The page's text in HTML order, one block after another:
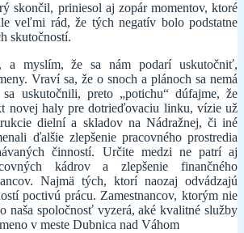
skončil, priniesol aj zopár momentov, ktoré
veľmi rád, že tých negatív bolo podstatne
skutočností.
a myslím, že sa nám podarí uskutočniť,
Vraví sa, že o snoch a plánoch sa nemá
uskutočnili, preto „potichu“ dúfajme, že
novej haly pre dotrieďovaciu linku, vízie už
dielní a skladov na Nádražnej, či iné
ďalšie zlepšenie pracovného prostredia
činností. Určite medzi ne patrí aj
kádrov a zlepšenie finančného
Najmä tých, ktorí naozaj odvádzajú
poctivú prácu. Zamestnancov, ktorým nie
naša spoločnosť vyzerá, aké kvalitné služby
v meste Dubnica nad Váhom